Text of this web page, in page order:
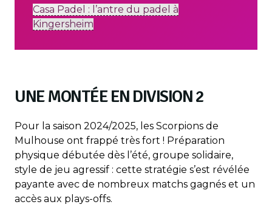
Casa Padel : l’antre du padel à
Kingersheim
UNE MONTÉE EN DIVISION 2
Pour la saison 2024/2025, les Scorpions de
Mulhouse ont frappé très fort ! Préparation
physique débutée dès l’été, groupe solidaire,
style de jeu agressif : cette stratégie s’est révélée
payante avec de nombreux matchs gagnés et un
accès aux plays-offs.